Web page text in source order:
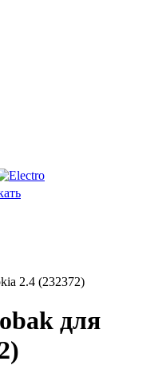
2.4 (232372)
для